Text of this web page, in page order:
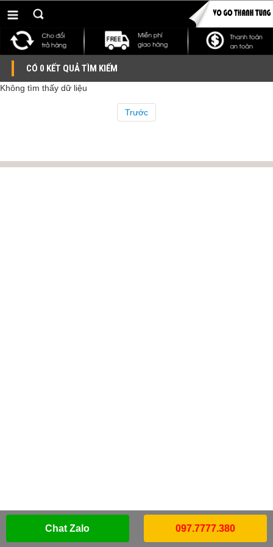
CÓ 0 KẾT QUẢ TÌM KIẾM
Không tìm thấy dữ liệu
Trước
Chat Zalo 097.7777.380